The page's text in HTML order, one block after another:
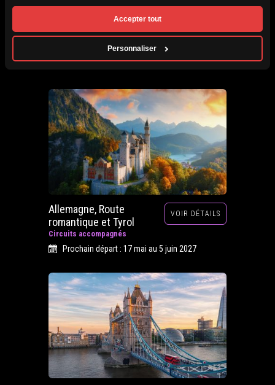
Accepter tout
Personnaliser
Zimbabwe, Zambie et
Circuits accompagnés
VOIR DÉTAILS
Prochain départ : 29 septembre au 20 octobre
2026
Allemagne, Route
romantique et Tyrol
Circuits accompagnés
VOIR DÉTAILS
Prochain départ : 17 mai au 5 juin 2027